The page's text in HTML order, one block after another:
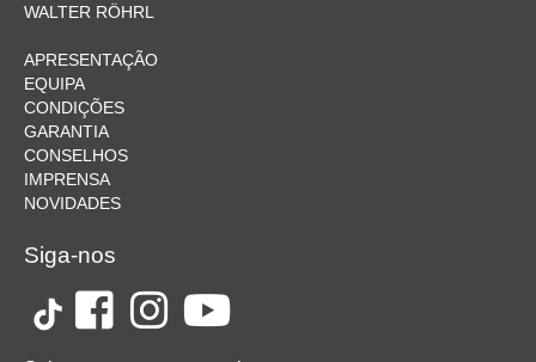
WALTER RÖHRL
APRESENTAÇÃO
EQUIPA
CONDIÇÕES
GARANTIA
CONSELHOS
IMPRENSA
NOVIDADES
Siga-nos